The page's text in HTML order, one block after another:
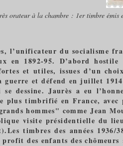
orateur à la chambre : 1er timbre émis
l’unificateur du socialisme
en 1892-95. D’abord
et utiles, issues d’un
guerre et défend en juillet
dessine. Jaurès a eu
plus timbrifié en France, avec
hommes" comme Jean
visite présidentielle du
timbres des années
profit des enfants des